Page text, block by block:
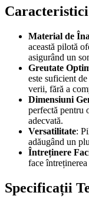
Material de
această pilotă
asigurând un
Greutate
este suficient
verii, fără a
Dimensiuni
perfectă pentru
adecvată.
Versatilitate:
adăugând un
Întreținere
face
Specificații